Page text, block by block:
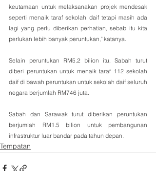
keutamaan untuk melaksanakan projek mendesak
seperti menaik taraf sekolah daif tetapi masih ada
lagi yang perlu diberikan perhatian, sebab itu kita
perlukan lebih banyak peruntukan," katanya.
Selain peruntukan RM5.2 bilion itu, Sabah turut
diberi peruntukan untuk menaik taraf 112 sekolah
daif di bawah peruntukan untuk sekolah daif seluruh
negara berjumlah RM746 juta.
Sabah dan Sarawak turut diberikan peruntukan
berjumlah RM1.5 bilion untuk pembangunan
infrastruktur luar bandar pada tahun depan.
Tempatan